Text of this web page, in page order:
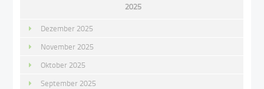
2025
Dezember 2025
November 2025
Oktober 2025
September 2025